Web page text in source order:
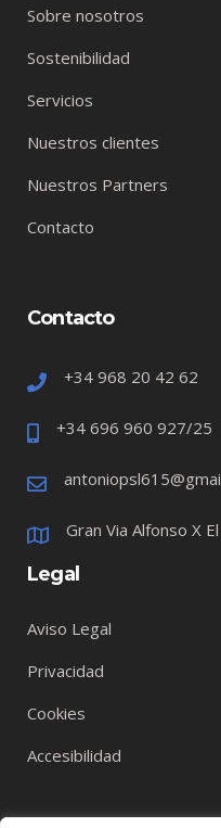
Sobre nosotros
Sostenibilidad
Servicios
Nuestros clientes
Nuestros Partners
Contacto
Contacto
+34 968 20 42 62
+34 696 960 927/25
Gran Via Alfonso X
Legal
Aviso Legal
Privacidad
Cookies
Accesibilidad